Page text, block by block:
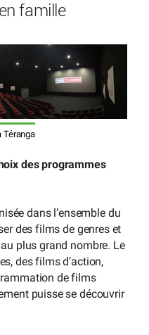
famille
Téranga
des programmes
dans l’ensemble du
des films de genres et
plus grand nombre. Le
des films d’action,
de films
puisse se découvrir